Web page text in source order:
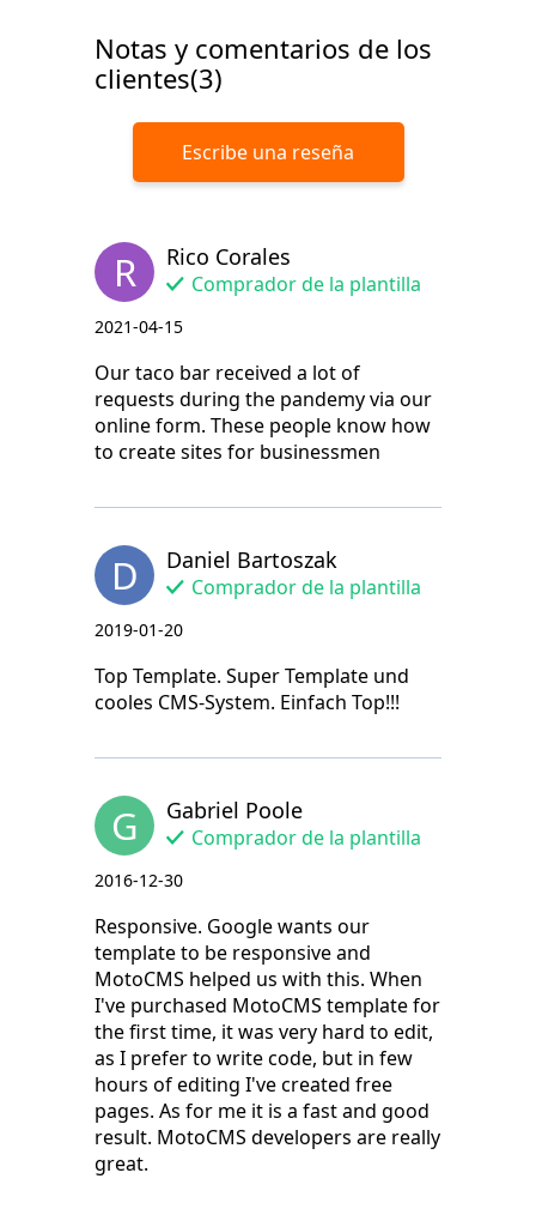
Notas y comentarios de los
clientes(3)
Escribe una reseña
R Rico Corales
Comprador de la plantilla
2021-04-15
Our taco bar received a lot of
requests during the pandemy via our
online form. These people know how
to create sites for businessmen
D Daniel Bartoszak
Comprador de la plantilla
2019-01-20
Top Template. Super Template und
cooles CMS-System. Einfach Top!!!
G Gabriel Poole
Comprador de la plantilla
2016-12-30
Responsive. Google wants our
template to be responsive and
MotoCMS helped us with this. When
I've purchased MotoCMS template for
the first time, it was very hard to edit,
as I prefer to write code, but in few
hours of editing I've created free
pages. As for me it is a fast and good
result. MotoCMS developers are really
great.